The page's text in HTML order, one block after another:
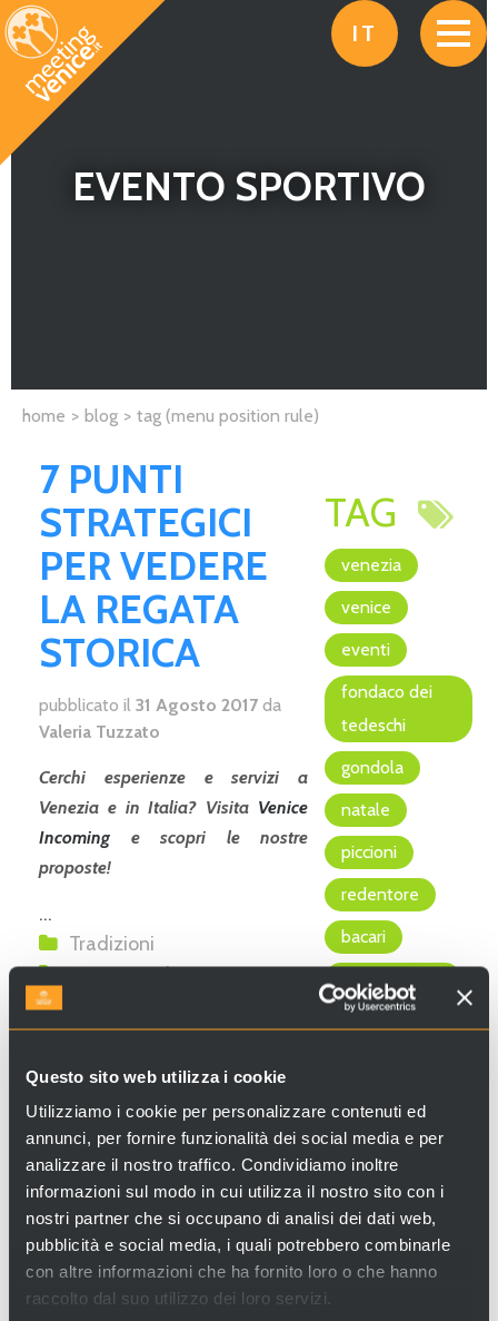
Questo sito web utilizza i cookie
Utilizziamo i cookie per personalizzare contenuti ed
annunci, per fornire funzionalità dei social media e per
analizzare il nostro traffico. Condividiamo inoltre
informazioni sul modo in cui utilizza il nostro sito con i
nostri partner che si occupano di analisi dei dati web,
pubblicità e social media, i quali potrebbero combinarle
con altre informazioni che ha fornito loro o che hanno
raccolto dal suo utilizzo dei loro servizi.
Salta al contenuto principale
IT
EVENTO SPORTIVO
home blog tag (menu position rule)
7 PUNTI
STRATEGICI
PER VEDERE
LA REGATA
STORICA
pubblicato il 31 Agosto 2017 da
Valeria Tuzzato
Cerchi esperienze e servizi a
Venezia e in Italia? Visita Venice
Incoming e scopri le nostre
proposte!
...
Tradizioni
regata storica evento
sportivo
alla veneta
TAG
venezia
venice
eventi
fondaco dei
tedeschi
gondola
natale
piccioni
redentore
bacari
regata storica
turismo
sostenibile
drink
festa del
redentore